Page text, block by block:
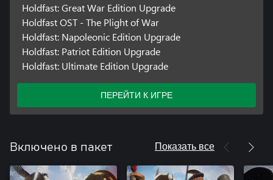
Holdfast: Great War Edition Upgrade
Holdfast OST - The Plight of War
Holdfast: Napoleonic Edition Upgrade
Holdfast: Patriot Edition Upgrade
Holdfast: Ultimate Edition Upgrade
ПЕРЕЙТИ К ИГРЕ
Включено в пакет Показать все